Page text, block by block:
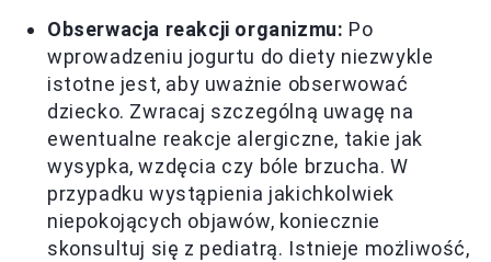
Obserwacja reakcji organizmu: Po
wprowadzeniu jogurtu do diety niezwykle
istotne jest, aby uważnie obserwować
dziecko. Zwracaj szczególną uwagę na
ewentualne reakcje alergiczne, takie jak
wysypka, wzdęcia czy bóle brzucha. W
przypadku wystąpienia jakichkolwiek
niepokojących objawów, koniecznie
skonsultuj się z pediatrą. Istnieje możliwość,